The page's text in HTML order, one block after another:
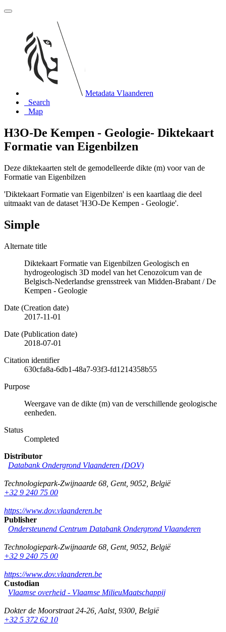
Metadata Vlaanderen
Search
Map
H3O-De Kempen - Geologie- Diktekaart
Formatie van Eigenbilzen
Deze diktekaarten stelt de gemodelleerde dikte (m) voor van de
Formatie van Eigenbilzen
'Diktekaart Formatie van Eigenbilzen' is een kaartlaag die deel
uitmaakt van de dataset 'H3O-De Kempen - Geologie'.
Simple
Alternate title
Diktekaart Formatie van Eigenbilzen Geologisch en
hydrogeologisch 3D model van het Cenozoïcum van de
Belgisch-Nederlandse grensstreek van Midden-Brabant / De
Kempen - Geologie
Date (Creation date)
2017-11-01
Date (Publication date)
2018-07-01
Citation identifier
630cfa8a-6db1-48a7-93f3-fd1214358b55
Purpose
Weergave van de dikte (m) van de verschillende geologische
eenheden.
Status
Completed
Distributor
Databank Ondergrond Vlaanderen (DOV)
Technologiepark-Zwijnaarde 68 Gent, 9052 België
+32 9 240 75 00
https://www.dov.vlaanderen.be
Publisher
Ondersteunend Centrum Databank Ondergrond Vlaanderen
Technologiepark-Zwijnaarde 68 Gent, 9052 België
+32 9 240 75 00
https://www.dov.vlaanderen.be
Custodian
Vlaamse overheid - Vlaamse MilieuMaatschappij
Dokter de Moorstraat 24-26 Aalst, 9300 België
+32 5 372 62 10